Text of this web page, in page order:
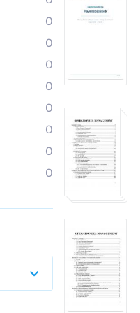
0
0
0
0
0
0
0
0